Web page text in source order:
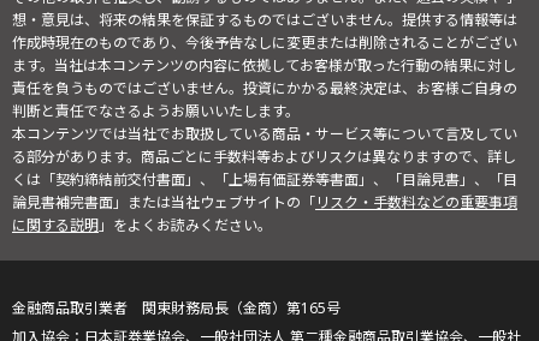
想・意見は、将来の結果を保証するものではございません。提供する情報等は
作成時現在のものであり、今後予告なしに変更または削除されることがござい
ます。当社は本コンテンツの内容に依拠してお客様が取った行動の結果に対し
責任を負うものではございません。投資にかかる最終決定は、お客様ご自身の
判断と責任でなさるようお願いいたします。
本コンテンツでは当社でお取扱している商品・サービス等について言及してい
る部分があります。商品ごとに手数料等およびリスクは異なりますので、詳し
くは「契約締結前交付書面」、「上場有価証券等書面」、「目論見書」、「目
論見書補完書面」または当社ウェブサイトの「リスク・手数料などの重要事項
に関する説明」をよくお読みください。
金融商品取引業者 関東財務局長（金商）第165号
日本証券業協会、一般社団法人 第二種金融商品取引業協会、一般社